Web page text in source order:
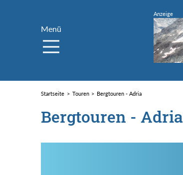
Menü
Startseite Touren Bergtouren - Adria
Bergtouren - Adria